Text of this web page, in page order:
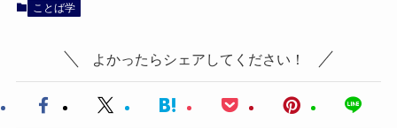
ことば学
よかったらシェアしてください！